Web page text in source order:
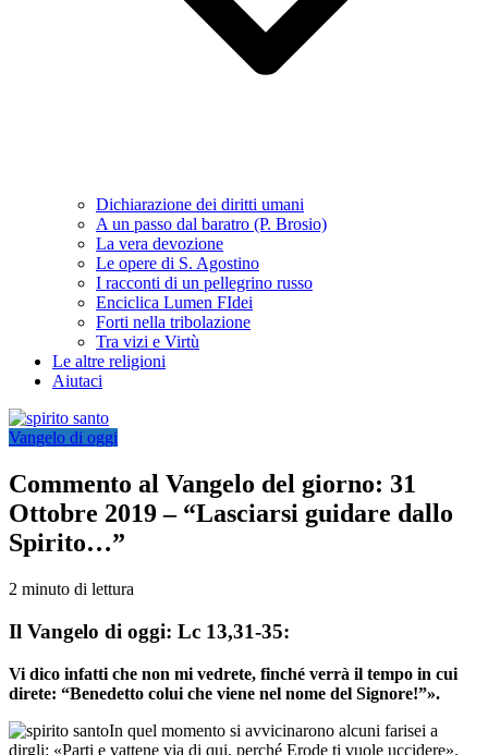
Dichiarazione dei diritti umani
A un passo dal baratro (P. Brosio)
La vera devozione
Le opere di S. Agostino
I racconti di un pellegrino russo
Enciclica Lumen FIdei
Forti nella tribolazione
Tra vizi e Virtù
Le altre religioni
Aiutaci
Vangelo di oggi
Commento al Vangelo del giorno: 31
Ottobre 2019 – “Lasciarsi guidare dallo
Spirito…”
2 minuto di lettura
Il Vangelo di oggi: Lc 13,31-35:
Vi dico infatti che non mi vedrete, finché verrà il tempo in cui
direte: “Benedetto colui che viene nel nome del Signore!”».
In quel momento si avvicinarono alcuni farisei a
dirgli: «Parti e vattene via di qui, perché Erode ti vuole uccidere».